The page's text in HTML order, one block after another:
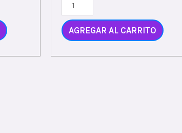
AGREGAR AL CARRITO